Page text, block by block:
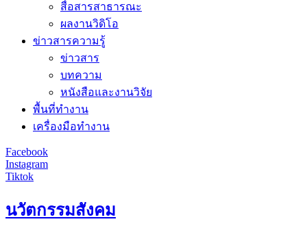
สื่อสารสาธารณะ
ผลงานวิดิโอ
ข่าวสารความรู้
ข่าวสาร
บทความ
หนังสือและงานวิจัย
พื้นที่ทำงาน
เครื่องมือทำงาน
Facebook
Instagram
Tiktok
นวัตกรรมสังคม